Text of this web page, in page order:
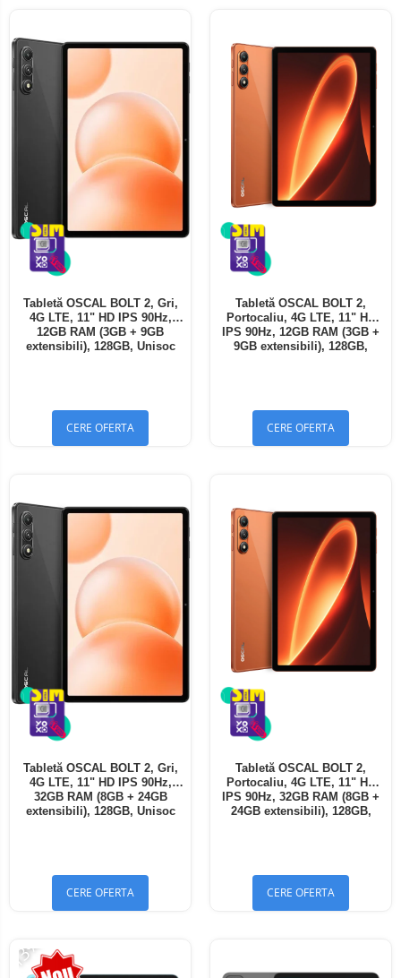
Tabletă OSCAL BOLT 2, Gri,
4G LTE, 11" HD IPS 90Hz,
12GB RAM (3GB + 9GB
extensibili), 128GB, Unisoc
CERE OFERTA
Tabletă OSCAL BOLT 2,
Portocaliu, 4G LTE, 11" HD
IPS 90Hz, 12GB RAM (3GB +
9GB extensibili), 128GB,
CERE OFERTA
Tabletă OSCAL BOLT 2, Gri,
4G LTE, 11" HD IPS 90Hz,
32GB RAM (8GB + 24GB
extensibili), 128GB, Unisoc
CERE OFERTA
Tabletă OSCAL BOLT 2,
Portocaliu, 4G LTE, 11" HD
IPS 90Hz, 32GB RAM (8GB +
24GB extensibili), 128GB,
CERE OFERTA
-13%